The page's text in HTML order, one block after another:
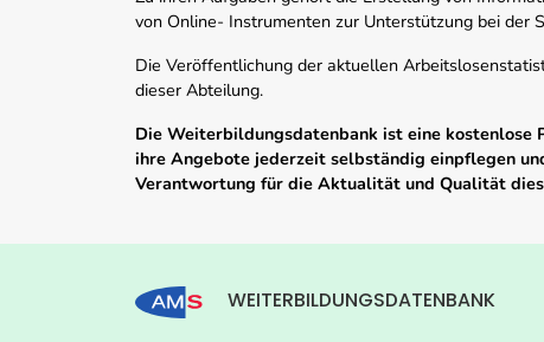
von Online- Instrumenten zur Unterstützung bei der
Die Veröffentlichung der aktuellen
dieser Abteilung.
Die Weiterbildungsdatenbank ist eine
ihre Angebote jederzeit selbständig einpflegen
Verantwortung für die Aktualität und Qualität
WEITERBILDUNGSDATENBANK